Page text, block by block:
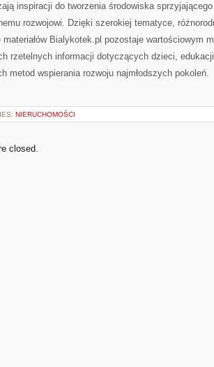
inspiracji do tworzenia środowiska
rozwojowi. Dzięki szerokiej tematyce,
materiałów Bialykotek.pl pozostaje wartościowym
rzetelnych informacji dotyczących dzieci,
metod wspierania rozwoju najmłodszych pokoleń.
NIERUCHOMOŚCI
closed.